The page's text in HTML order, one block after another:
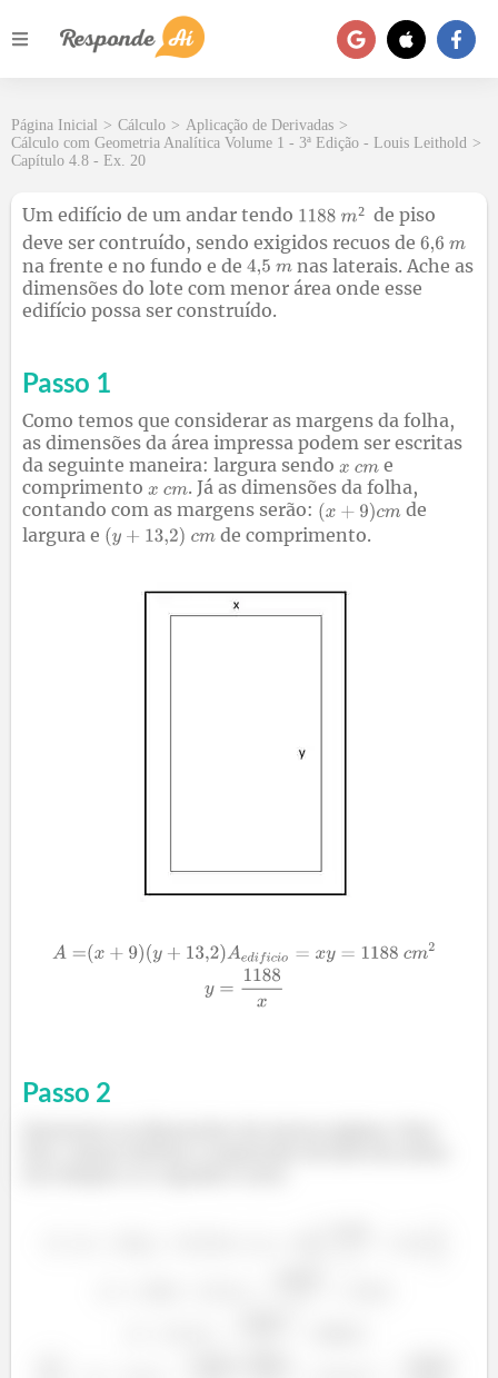
Página Inicial > Cálculo > Aplicação de Derivadas >
Cálculo com Geometria Analítica Volume 1 - 3ª Edição - Louis Leithold >
Capítulo 4.8 - Ex. 20
Um edifício de um andar tendo ² de piso
deve ser contruído, sendo exigidos recuos de
na frente e no fundo e de
nas laterais. Ache as
dimensões do lote com menor área onde esse
edifício possa ser construído.
Passo 1
Como temos que considerar as margens da folha,
as dimensões da área impressa podem ser escritas
da seguinte maneira: largura sendo
e
comprimento
. Já as dimensões da folha,
contando com as margens serão:
de
largura e
de comprimento.
Passo 2